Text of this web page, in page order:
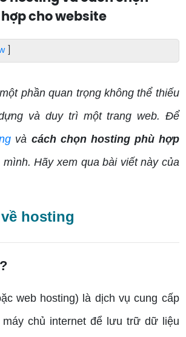
cho website
]
phần quan trọng không thể thiếu
và duy trì một trang web. Để
và cách chọn hosting phù hợp
Hãy xem qua bài viết này của
hosting
web hosting) là dịch vụ cung cấp
máy chủ internet để lưu trữ dữ liệu